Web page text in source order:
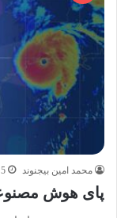
محمد امین بیجنوند 5 جولای 2025
پای هوش